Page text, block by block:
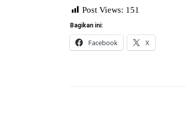
Post Views: 151
Bagikan ini:
Facebook X